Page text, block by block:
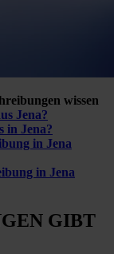
wissen
Jena?
in Jena?
in Jena
in Jena
GIBT